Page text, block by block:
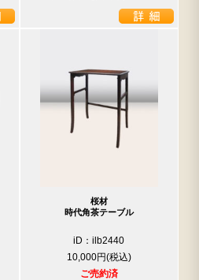
桜材
時代角茶テーブル
iD：ilb2440
10,000円
ご売約済